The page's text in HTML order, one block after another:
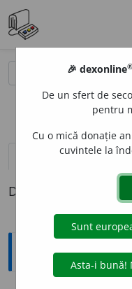
definiții (1)
Definiția cu ID-ul
Explicative
🎉 dexonline
De un sfert de
pentru
Cu o mică donație
cuvintele la